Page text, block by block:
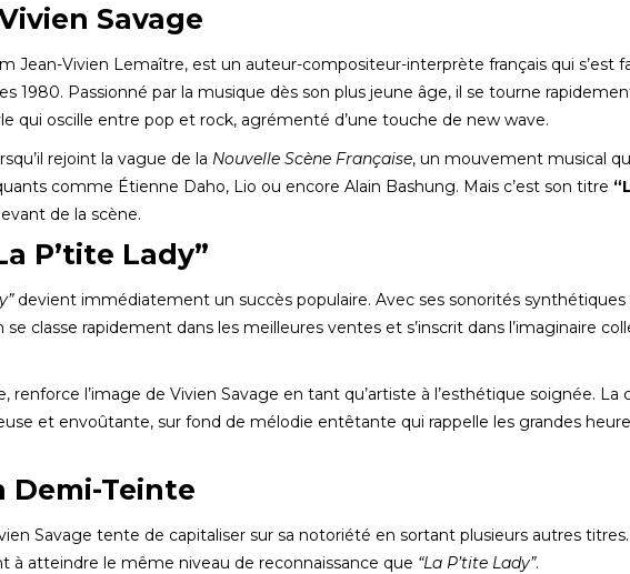
Savage
Jean-Vivien Lemaître, est un auteur-compositeur-interprète français qui s’est
1980. Passionné par la musique dès son plus jeune âge, il se tourne
qui oscille entre pop et rock, agrémenté d’une touche de new wave.
rejoint la vague de la Nouvelle Scène Française, un mouvement musical
comme Étienne Daho, Lio ou encore Alain Bashung. Mais c’est son titre
de la scène.
P’tite Lady”
devient immédiatement un succès populaire. Avec ses sonorités synthétiques
se classe rapidement dans les meilleures ventes et s’inscrit dans l’imaginaire
renforce l’image de Vivien Savage en tant qu’artiste à l’esthétique soignée. La
et envoûtante, sur fond de mélodie entêtante qui rappelle les grandes
Demi-Teinte
Savage tente de capitaliser sur sa notoriété en sortant plusieurs autres titres.
à atteindre le même niveau de reconnaissance que “La P’tite Lady”.